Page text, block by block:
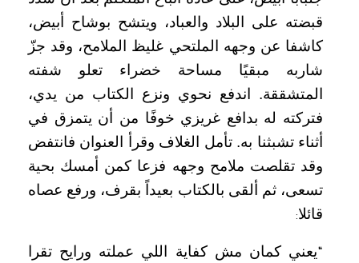
قبضته على البلاد والعباد، ويتشح بوشاح أبيض،
كاشفا عن وجهه الملتحي غليظ الملامح، وقد جزّ
شاربه مبقيًا مساحة خضراء تعلو شفته
المتشققة. اندفع نحوي ونزع الكتاب من يدي،
فتركته له بدافع غريزي خوفًا من أن يتمزق في
أثناء تشبثنا به. تأمل الغلاف وقرأ العنوان فانتفض
وقد تقلصت ملامح وجهه فزعا كمن أمسك بحية
تسعى، ثم ألقى بالكتاب بعيداً بقرف، ورفع عصاه
قائلا:
“يعني كمان مش كفاية اللي عملته ورايح تقرا